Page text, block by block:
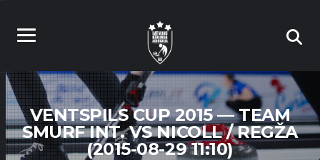
VENTSPILS CUP 2015 — TEAM
SMURF INT. VS NICOLL / REGŽA
(2015-08-29 11:10)